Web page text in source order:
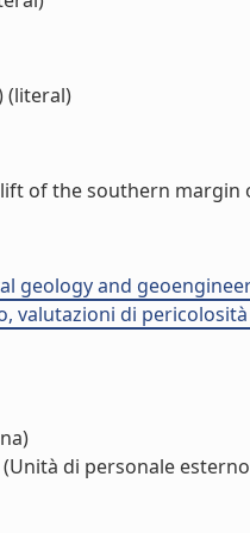
(literal)
of the southern margin
geology and
valutazioni di
(Unità di personale